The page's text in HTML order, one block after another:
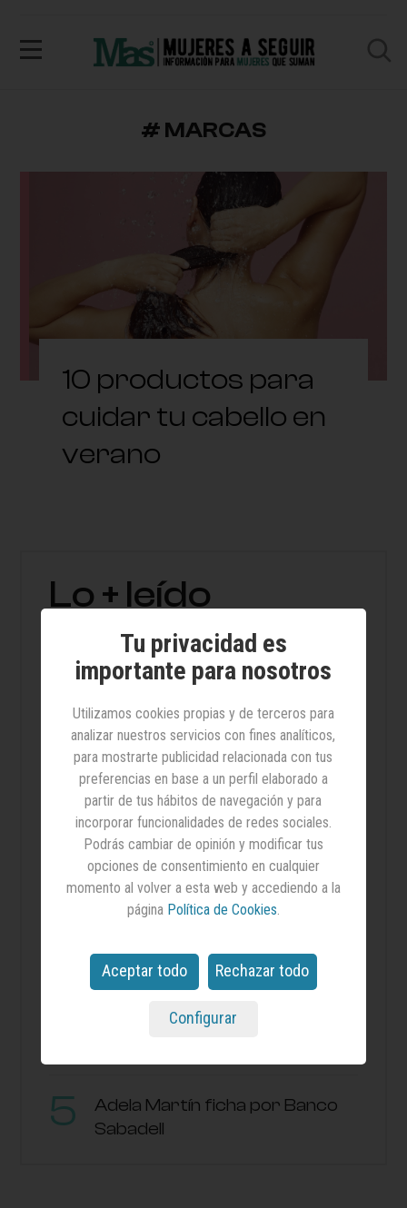
# MARCAS
10 productos para
cuidar tu cabello en
verano
Lo + leído
14 sandalias cómodas y
bonitas para caminar todo el
El impacto de la alimentación
en los síntomas de la
fibromialgia
¿Cobras lo que deberías? El
desconocimiento salarial sigue
Citas culturales de agosto: las
series, los libros y las películas
Adela Martín ficha por Banco
Sabadell
Tu privacidad es
importante para nosotros
Utilizamos cookies propias y de terceros para
analizar nuestros servicios con fines analíticos,
para mostrarte publicidad relacionada con tus
preferencias en base a un perfil elaborado a
partir de tus hábitos de navegación y para
incorporar funcionalidades de redes sociales.
Podrás cambiar de opinión y modificar tus
opciones de consentimiento en cualquier
momento al volver a esta web y accediendo a la
página Política de Cookies.
Aceptar todo Rechazar todo
Configurar